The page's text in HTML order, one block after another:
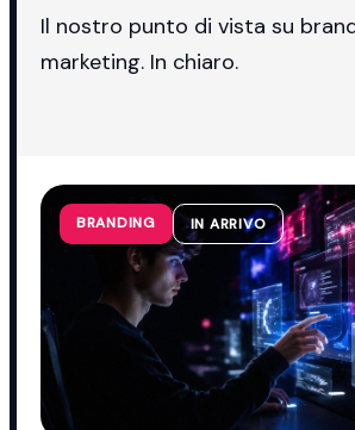
Il nostro punto di vista su
marketing. In chiaro.
BRANDING IN ARRIVO